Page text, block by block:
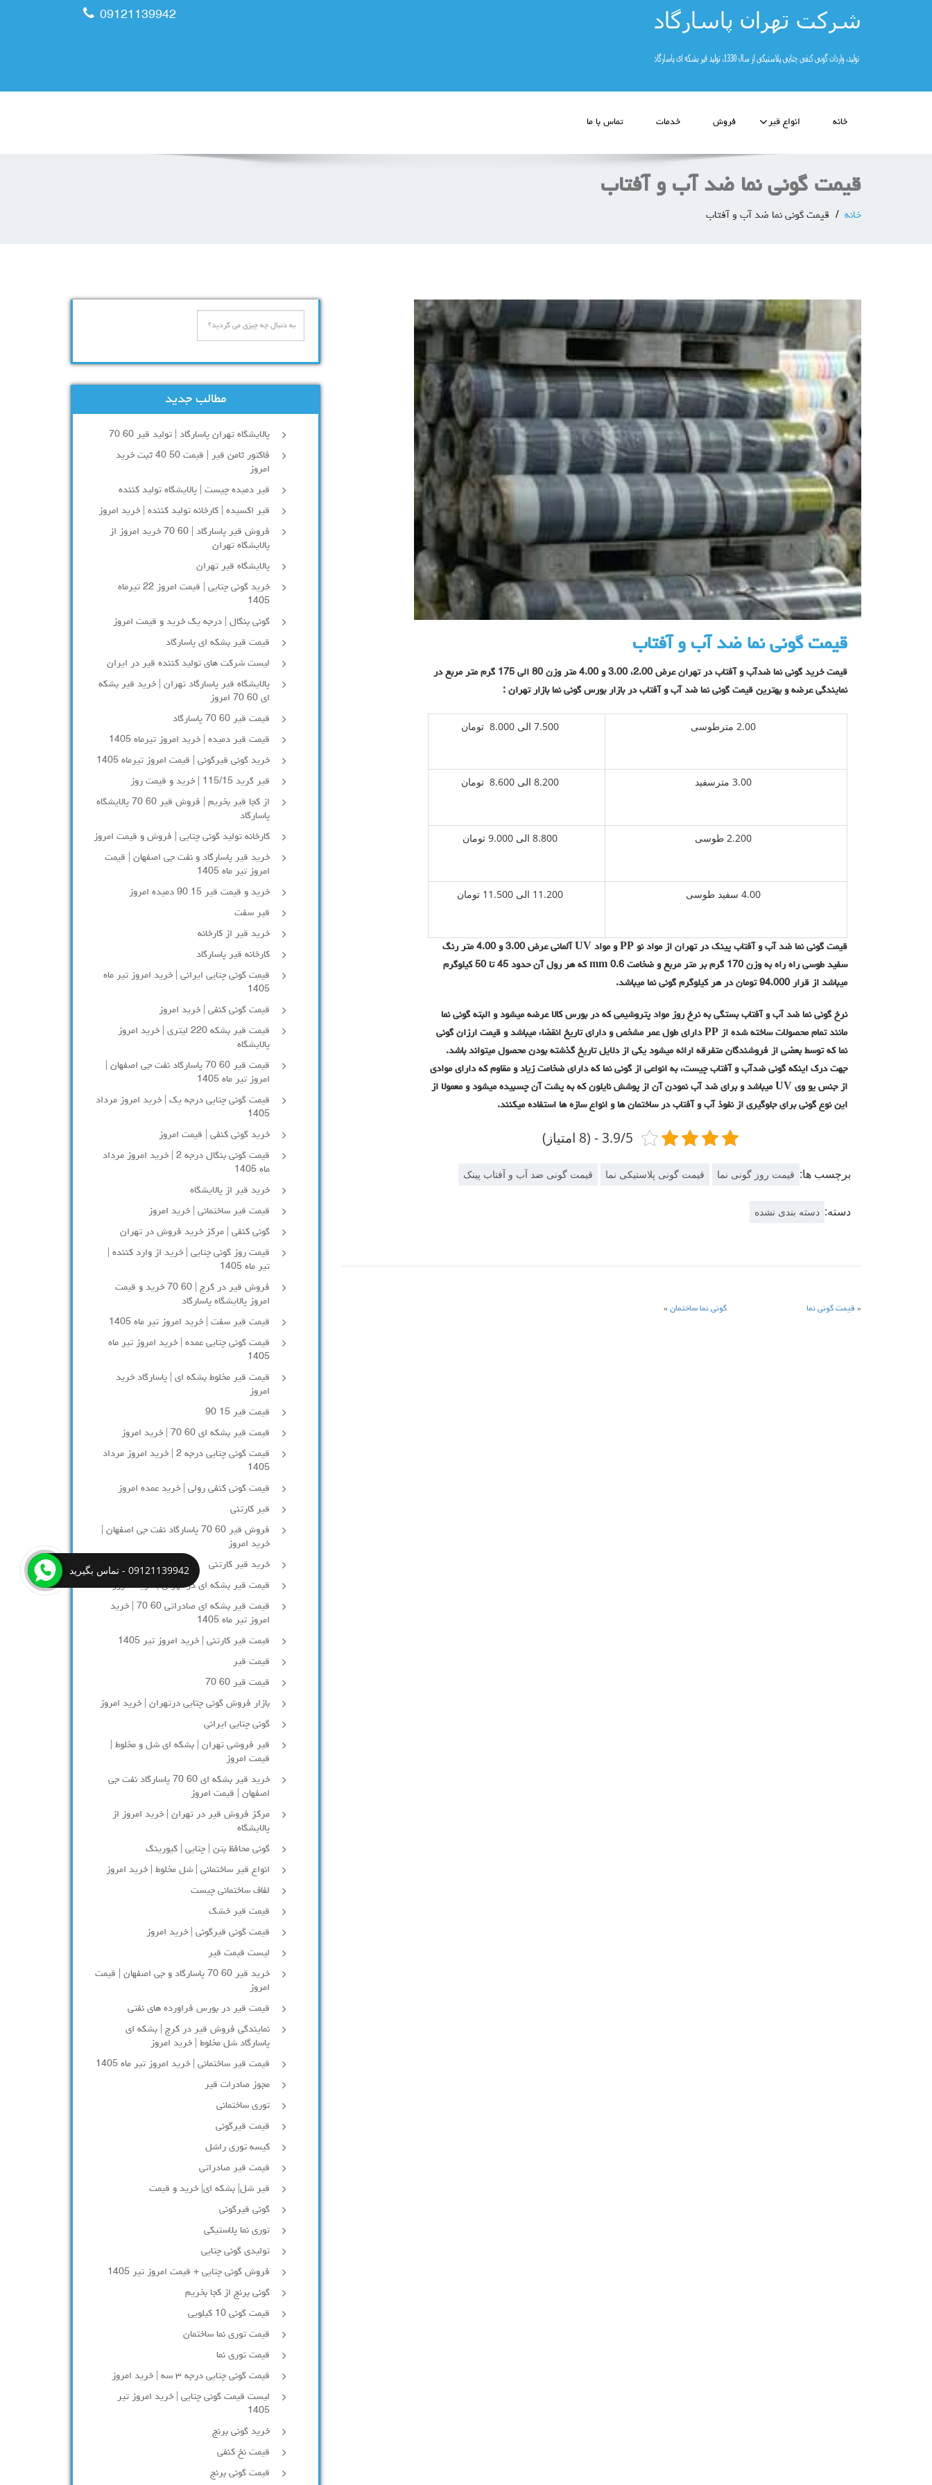
09121139942
خانه انواع قیر فروش خدمات تماس با ما
قیمت گونی نما ضد آب و آفتاب
خانه قیمت گونی نما ضد آب و آفتاب
قیمت گونی نما ضد آب و آفتاب
قیمت خرید گونی نما ضدآب و آفتاب در تهران عرض 2.00، 3.00 و 4.00 متر وزن 80 الی 175 گرم متر مربع در
نمایندگی عرضه و بهترین قیمت گونی نما ضد آب و آفتاب در بازار بورس گونی نما بازار تهران :
7.500 الی 8.000 تومان
8.200 الی 8.600 تومان
8.800 الی 9.000 تومان
11.200 الی 11.500 تومان
قیمت گونی نما ضد آب و آفتاب پینک در تهران از مواد نو PP و مواد UV آلمانی عرض 3.00 و 4.00 متر رنگ
سفید طوسی راه راه به وزن 170 گرم بر متر مربع و ضخامت 0.6 mm که هر رول آن حدود 45 تا 50 کیلوگرم
میباشد از قرار 94.000 تومان در هر کیلوگرم گونی نما میباشد.
نرخ گونی نما ضد آب و آفتاب بستگی به نرخ روز مواد پتروشیمی که در بورس کالا عرضه میشود و البته گونی نما
مانند تمام محصولات ساخته شده از PP دارای طول عمر مشخص و دارای تاریخ انقضاء میباشد و قیمت ارزان گونی
نما که توسط بعضی از فروشندگان متفرقه ارائه میشود یکی از دلایل تاریخ گذشته بودن محصول میتواند باشد.
جهت درک اینکه گونی ضدآب و آفتاب چیست، به انواعی از گونی نما که دارای ضخامت زیاد و مقاوم که دارای موادی
از جنس یو وی UV میباشد و برای ضد آب نمودن آن از پوشش نایلون که به پشت آن چسبیده میشود و معمولا از
این نوع گونی برای جلوگیری از نفوذ آب و آفتاب در ساختمان ها و انواع سازه ها استفاده میکنند.
3.9/5 - (8 امتیاز)
برچسب ها: قیمت روز گونی نما قیمت گونی پلاستیکی نما قیمت گونی ضد آب و آفتاب پینک
دسته: دسته بندی نشده
« قیمت گونی نما گونی نما ساختمان »
مطالب جدید
پالایشگاه تهران پاسارگاد | تولید قیر 60 70
فاکتور ثامن قیر | قیمت 50 40 ثبت خرید
امروز
قیر دمیده چیست | پالایشگاه تولید کننده
قیر اکسیده | کارخانه تولید کننده | خرید امروز
فروش قیر پاسارگاد | 60 70 خرید امروز از
پالایشگاه تهران
پالایشگاه قیر تهران
خرید گونی چتایی | قیمت امروز 22 تیرماه
1405
گونی بنگال | درجه یک خرید و قیمت امروز
قیمت قیر بشکه ای پاسارگاد
لیست شرکت های تولید کننده قیر در ایران
پالایشگاه قیر پاسارگاد تهران | خرید قیر بشکه
ای 60 70 امروز
قیمت قیر 60 70 پاسارگاد
قیمت قیر دمیده | خرید امروز تیرماه 1405
خرید گونی قیرگونی | قیمت امروز تیرماه 1405
قیر گرید 115/15 | خرید و قیمت روز
از کجا قیر بخریم | فروش قیر 60 70 پالایشگاه
پاسارگاد
کارخانه تولید گونی چتایی | فروش و قیمت امروز
خرید قیر پاسارگاد و نفت جی اصفهان | قیمت
امروز تیر ماه 1405
خرید و قیمت قیر 15 90 دمیده امروز
قیر سفت
خرید قیر از کارخانه
کارخانه قیر پاسارگاد
قیمت گونی چتایی ایرانی | خرید امروز تیر ماه
1405
قیمت گونی کنفی | خرید امروز
قیمت قیر بشکه 220 لیتری | خرید امروز
پالایشگاه
قیمت قیر 60 70 پاسارگاد نفت جی اصفهان |
امروز تیر ماه 1405
قیمت گونی چتایی درجه یک | خرید امروز مرداد
1405
خرید گونی کنفی | قیمت امروز
قیمت گونی بنگال درجه 2 | خرید امروز مرداد
ماه 1405
خرید قیر از پالایشگاه
قیمت قیر ساختمانی | خرید امروز
گونی کنفی | مرکز خرید فروش در تهران
قیمت روز گونی چتایی | خرید از وارد کننده |
تیر ماه 1405
فروش قیر در کرج | 60 70 خرید و قیمت
امروز پالایشگاه پاسارگاد
قیمت قیر سفت | خرید امروز تیر ماه 1405
قیمت گونی چتایی عمده | خرید امروز تیر ماه
1405
قیمت قیر مخلوط بشکه ای | پاسارگاد خرید
امروز
قیمت قیر 15 90
قیمت قیر بشکه ای 60 70 | خرید امروز
قیمت گونی چتایی درجه 2 | خرید امروز مرداد
1405
قیمت گونی کنفی رولی | خرید عمده امروز
قیر کارتنی
فروش قیر 60 70 پاسارگاد نفت جی اصفهان |
خرید امروز
خرید قیر کارتنی
قیمت قیر بشکه ای در تهران | خرید امروز
قیمت قیر بشکه ای صادراتی 60 70 | خرید
امروز تیر ماه 1405
قیمت قیر کارتنی | خرید امروز تیر 1405
قیمت قیر
قیمت قیر 60 70
بازار فروش گونی چتایی درتهران | خرید امروز
گونی چتایی ایرانی
قیر فروشی تهران | بشکه ای شل و مخلوط |
قیمت امروز
خرید قیر بشکه ای 60 70 پاسارگاد نفت جی
اصفهان | قیمت امروز
مرکز فروش قیر در تهران | خرید امروز از
پالایشگاه
گونی محافظ بتن | چتایی | کیورینگ
انواع قیر ساختمانی | شل مخلوط | خرید امروز
لفاف ساختمانی چیست
قیمت قیر خشک
قیمت گونی قیرگونی | خرید امروز
لیست قیمت قیر
خرید قیر 60 70 پاسارگاد و جی اصفهان | قیمت
امروز
قیمت قیر در بورس فراورده های نفتی
نمایندگی فروش قیر در کرج | بشکه ای
پاسارگاد شل مخلوط | خرید امروز
قیمت قیر ساختمانی | خرید امروز تیر ماه 1405
مجوز صادرات قیر
توری ساختمانی
قیمت قیرگونی
کیسه توری راشل
قیمت قیر صادراتی
قیر شل| بشکه ای| خرید و قیمت
گونی قیرگونی
توری نما پلاستیکی
تولیدی گونی چتایی
فروش گونی چتایی + قیمت امروز تیر 1405
گونی برنج از کجا بخریم
قیمت گونی 10 کیلویی
قیمت توری نما ساختمان
قیمت توری نما
قیمت گونی چتایی درجه ۳ سه | خرید امروز
لیست قیمت گونی چتایی | خرید امروز تیر
1405
خرید گونی برنج
قیمت نخ کنفی
قیمت گونی برنج
09121139942 - تماس بگیرید